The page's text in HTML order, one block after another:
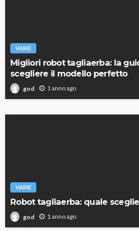
VARIE
Migliori robot tagliaerba: la
scegliere il modello perfetto
god 1 anno ago
VARIE
Robot tagliaerba: quale
god 1 anno ago